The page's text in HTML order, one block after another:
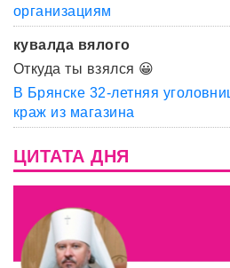
организациям
кувалда вялого
Откуда ты взялся 😀
В Брянске 32-летняя
краж из магазина
ЦИТАТА ДНЯ